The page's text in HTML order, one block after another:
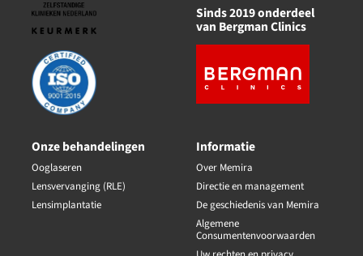
Sinds 2019 onderdeel
van Bergman Clinics
Onze behandelingen
Ooglaseren
Lensvervanging (RLE)
Lensimplantatie
Informatie
Over Memira
Directie en management
De geschiedenis van Memira
Algemene
Consumentenvoorwaarden